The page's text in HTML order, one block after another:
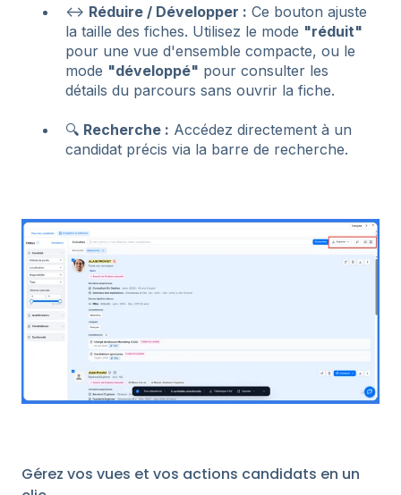
↔️ Réduire / Développer : Ce bouton ajuste
la taille des fiches. Utilisez le mode "réduit"
pour une vue d'ensemble compacte, ou le
mode "développé" pour consulter les
détails du parcours sans ouvrir la fiche.
🔍 Recherche : Accédez directement à un
candidat précis via la barre de recherche.
Gérez vos vues et vos actions candidats en un